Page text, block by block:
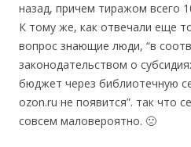
назад, причем тиражом всего
К тому же, как отвечали еще
вопрос знающие люди, “в
законодательством о
бюджет через библиотечную
ozon.ru не появится”. так что
совсем маловероятно. 🙁